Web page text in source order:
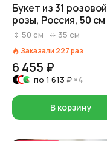
Букет из 31 розовой
розы, Россия, 50 см
50 см 35 см
Заказали 227раз
6 455 ₽
по 1 613 ₽ ×4
В корзину